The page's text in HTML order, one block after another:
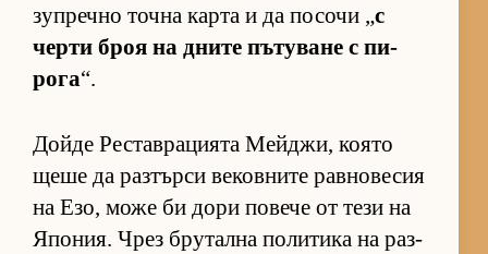
зуп­речно точна карта и да по­сочи „с
черти броя на дните пъ­ту­ване с пи­
рога“.
Дойде Рес­тав­ра­ци­ята Мей­джи, ко­ято
щеше да раз­търси ве­ков­ните рав­но­ве­сия
на Езо, може би дори по­вече от тези на
Япо­ния. Чрез бру­тална по­ли­тика на раз­